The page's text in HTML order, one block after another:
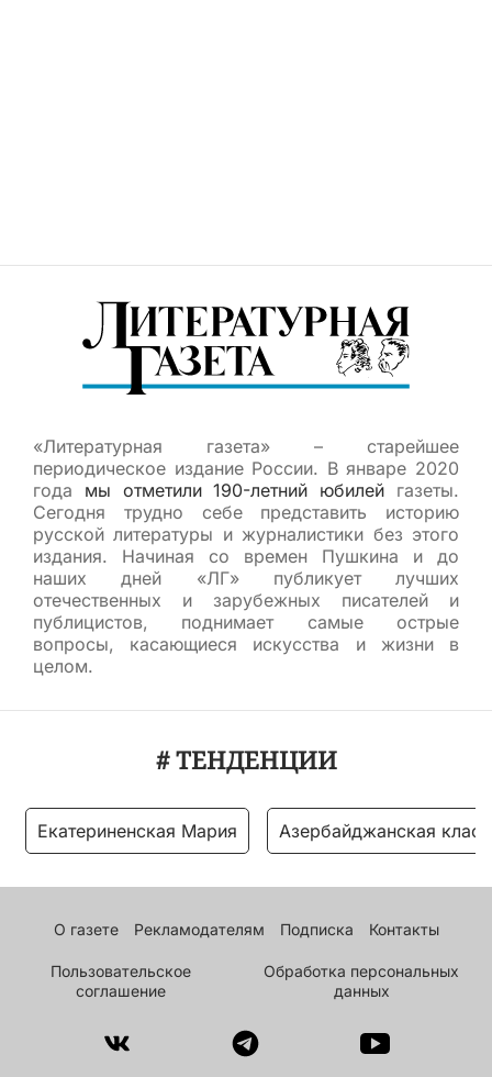
«Литературная газета» – старейшее
периодическое издание России. В январе 2020
года мы отметили 190-летний юбилей газеты.
Сегодня трудно себе представить историю
русской литературы и журналистики без этого
издания. Начиная со времен Пушкина и до
наших дней «ЛГ» публикует лучших
отечественных и зарубежных писателей и
публицистов, поднимает самые острые
вопросы, касающиеся искусства и жизни в
целом.
# ТЕНДЕНЦИИ
Екатериненская Мария Азербайджанская
О газете Рекламодателям Подписка Контакты
Пользовательское
соглашение
Обработка персональных
данных